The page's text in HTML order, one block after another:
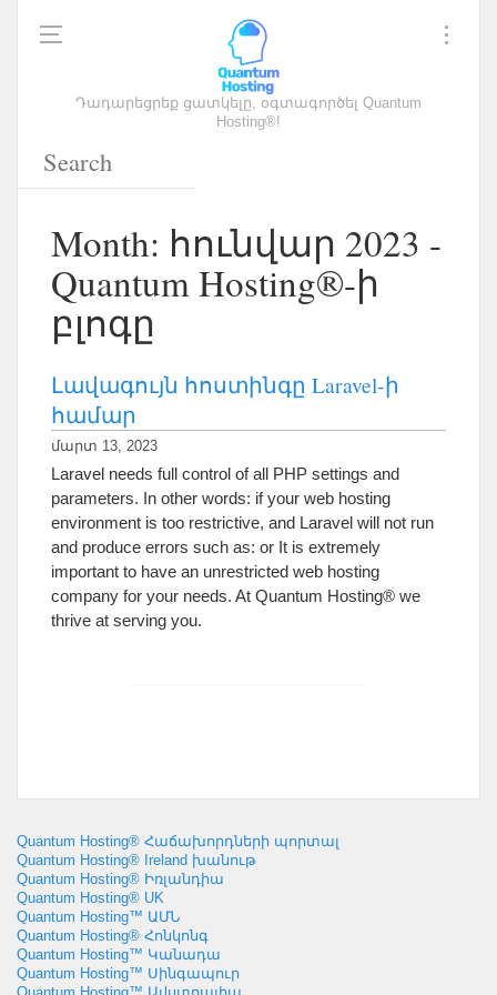
Դադարեցրեք ցատկելը, օգտագործել Quantum
Hosting®!
Month: հունվար 2023 -
Quantum Hosting®-ի
բլոգը
Լավագույն հոստինգը Laravel-ի
համար
մարտ 13, 2023
Laravel needs full control of all PHP settings and
parameters. In other words: if your web hosting
environment is too restrictive, and Laravel will not run
and produce errors such as: or It is extremely
important to have an unrestricted web hosting
company for your needs. At Quantum Hosting® we
thrive at serving you.
Quantum Hosting® Հաճախորդների պորտալ
Quantum Hosting® Ireland խանութ
Quantum Hosting® Իռլանդիա
Quantum Hosting® UK
Quantum Hosting™ ԱՄՆ
Quantum Hosting® Հոնկոնգ
Quantum Hosting™ Կանադա
Quantum Hosting™ Սինգապուր